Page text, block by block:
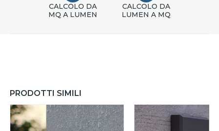
CALCOLO DA
MQ A LUMEN
CALCOLO DA
LUMEN A MQ
PRODOTTI SIMILI